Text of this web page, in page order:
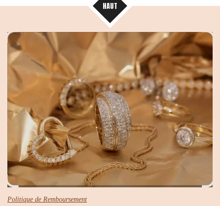
HAUT
Politique de Remboursement